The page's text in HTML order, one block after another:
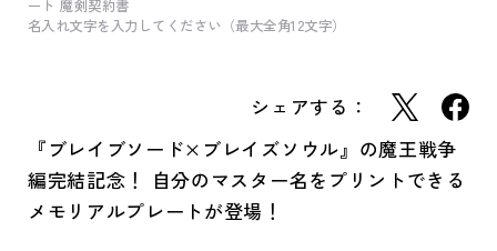
ート 魔剣契約書
名入れ文字を入力してください（最大全角12文字）
シェアする：
『ブレイブソード×ブレイズソウル』の魔王戦争
編完結記念！ 自分のマスター名をプリントできる
メモリアルプレートが登場！